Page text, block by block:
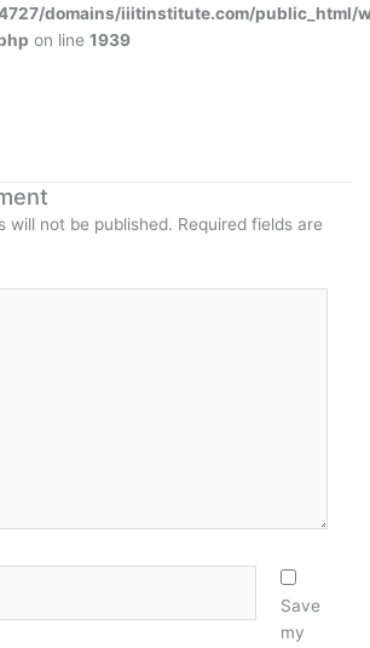
domains/iiitinstitute.com/public_html/
on line1939
will not be published. Required fields are
Save
my